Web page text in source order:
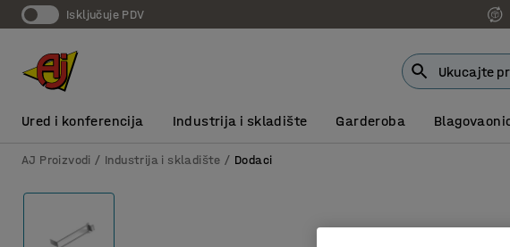
Isključuje PDV
Ured i konferencija Industrija i skladište Garderoba
AJ Proizvodi Industrija i skladište Dodaci